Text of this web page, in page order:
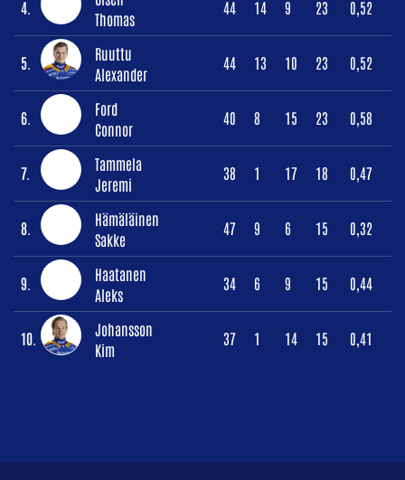
4.
Thomas
44 14 9 23 0,52
5.
Ruuttu
Alexander
44 13 10 23 0,52
6.
Ford
Connor
40 8 15 23 0,58
7.
Tammela
Jeremi
38 1 17 18 0,47
8.
Hämäläinen
Sakke
47 9 6 15 0,32
9.
Haatanen
Aleks
34 6 9 15 0,44
10.
Johansson
Kim
37 1 14 15 0,41